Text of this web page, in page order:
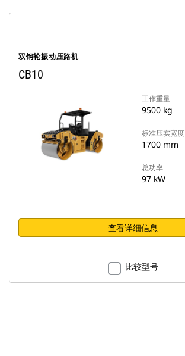
双钢轮振动压路机
CB10
工作重量
9500 kg
标准压实宽度
1700 mm
总功率
97 kW
查看详细信息
比较型号